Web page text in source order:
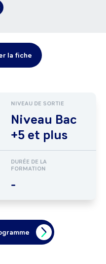
la fiche
NIVEAU DE SORTIE
Niveau Bac
+5 et plus
DURÉE DE LA
FORMATION
-